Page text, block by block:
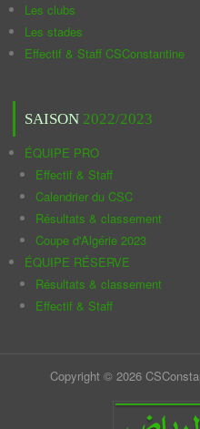
Les clubs
Les stades
Effectif & Staff CSConstantine
SAISON 2022/2023
ÉQUIPE PRO
Effectif & Staff
Calendrier du CSC
Résultats & classement
Coupe d'Algérie 2023
ÉQUIPE RÉSERVE
Résultats & classement
Effectif & Staff
Copyright © 2026